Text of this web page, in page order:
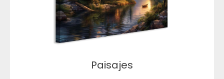
Paisajes